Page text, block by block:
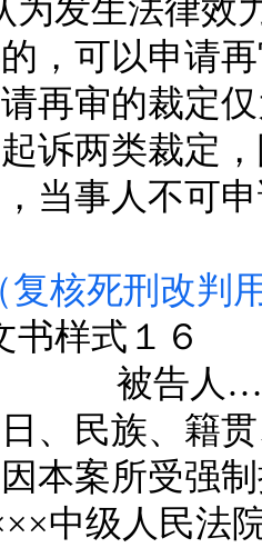
为发生法律效
，可以申请
再审的裁定
诉两类裁定
当事人不可
复核死刑改判
书样式１
被告人……
、民族、籍
本案所受强
级人民法院